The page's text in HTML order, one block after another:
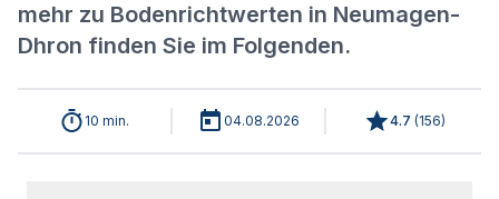
mehr zu Bodenrichtwerten in Neumagen-
Dhron finden Sie im Folgenden.
10 min. 04.08.2026 4.7 (156)